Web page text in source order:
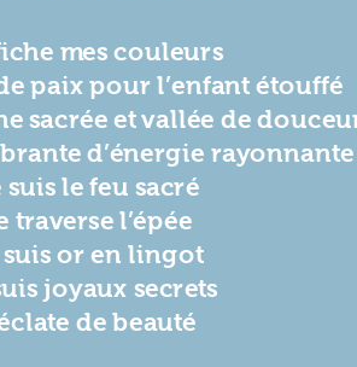
mes couleurs
paix pour l’enfant étouffé
sacrée et vallée de
d’énergie rayonnante
suis le feu sacré
traverse l’épée
suis or en lingot
joyaux secrets
de beauté